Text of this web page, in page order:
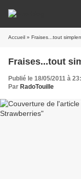
Accueil » Fraises...tout
Fraises...tout
Publié le 18/05/2011 à
Par RadoTouille